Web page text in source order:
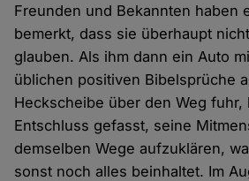
Freunden und Bekannten haben
bemerkt, dass sie überhaupt
glauben. Als ihm dann ein Auto
üblichen positiven Bibelsprüche
Heckscheibe über den Weg fuhr,
Entschluss gefasst, seine
demselben Wege aufzuklären,
sonst noch alles beinhaltet. Im